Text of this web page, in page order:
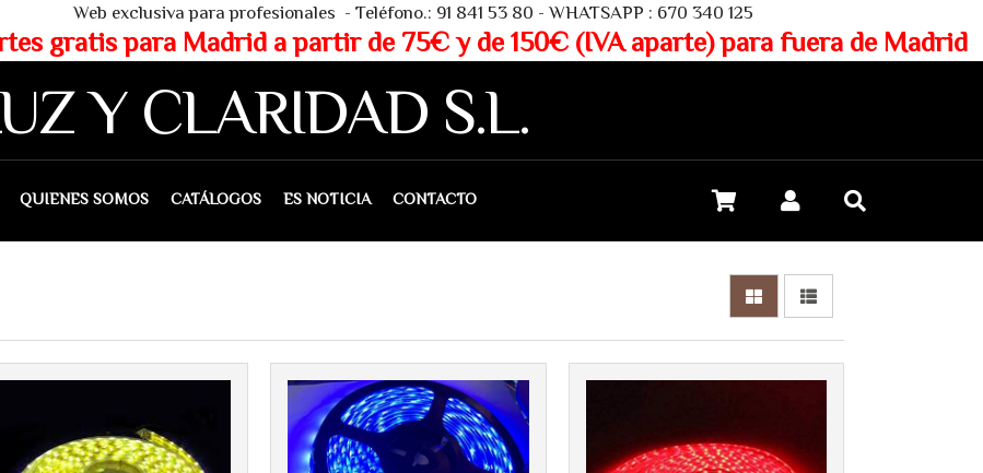
Teléfono.: 91 841 53 80 - WHATSAPP : 670 340 125
de 75€ y de 150€ (IVA aparte) para fuera de Madrid
Y CLARIDAD S.L.
SOMOS CATÁLOGOS ES NOTICIA CONTACTO